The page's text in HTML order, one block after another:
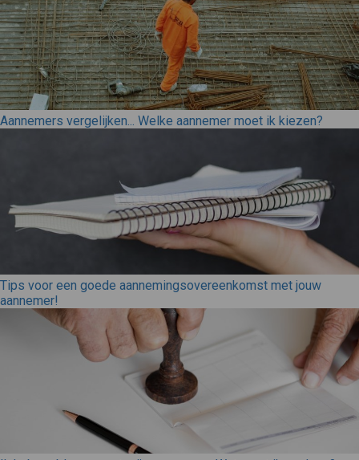
Aannemers vergelijken... Welke aannemer moet ik kiezen?
Tips voor een goede aannemingsovereenkomst met jouw
aannemer!